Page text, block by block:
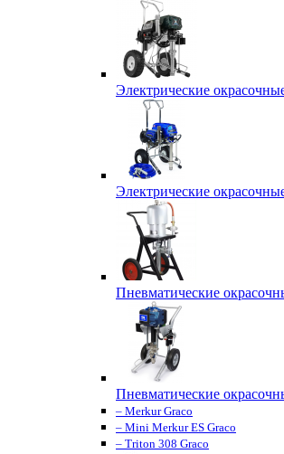
Электрические
Электрические
Пневматические
Пневматические
– Merkur Graco
– Mini Merkur ES Graco
– Triton 308 Graco